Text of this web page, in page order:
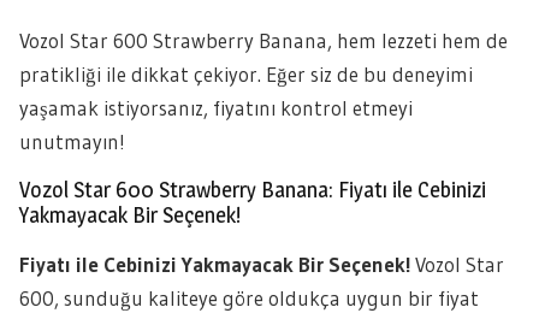
Vozol Star 600 Strawberry Banana, hem lezzeti hem de
pratikliği ile dikkat çekiyor. Eğer siz de bu deneyimi
yaşamak istiyorsanız, fiyatını kontrol etmeyi
unutmayın!
Vozol Star 600 Strawberry Banana: Fiyatı ile Cebinizi
Yakmayacak Bir Seçenek!
Fiyatı ile Cebinizi Yakmayacak Bir Seçenek!Vozol Star
600, sunduğu kaliteye göre oldukça uygun bir fiyat